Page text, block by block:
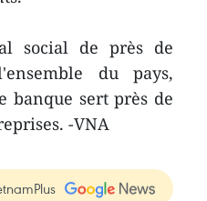
social de près de
du pays,
banque sert près de
-VNA